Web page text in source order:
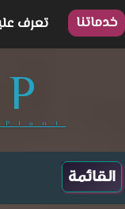
خدماتنا تعرف
Plant